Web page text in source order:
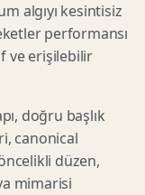
algıyı kesintisiz
performansı
ve erişilebilir
doğru başlık
canonical
düzen,
mimarisi